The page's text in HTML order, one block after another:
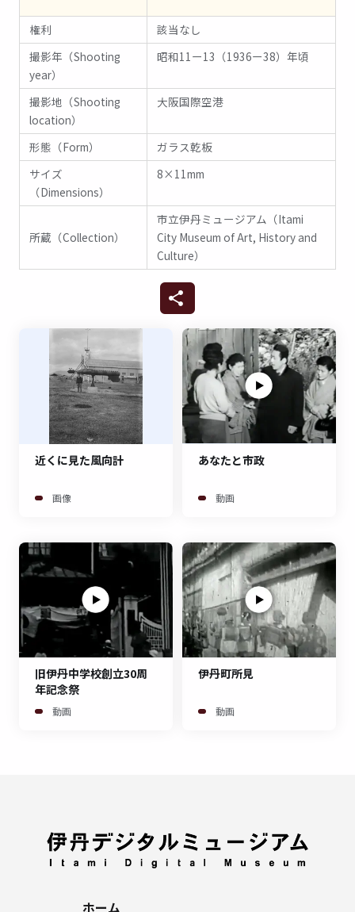
権利
該当なし
撮影年（Shooting
year）
昭和11ー13（1936ー38）年頃
撮影地（Shooting
location）
大阪国際空港
形態（Form）
ガラス乾板
サイズ
（Dimensions）
8×11mm
所蔵（Collection）
市立伊丹ミュージアム（Itami
City Museum of Art, History and
Culture）
近くに見た風向計
画像
あなたと市政
動画
旧伊丹中学校創立30周
年記念祭
動画
伊丹町所見
動画
ホーム